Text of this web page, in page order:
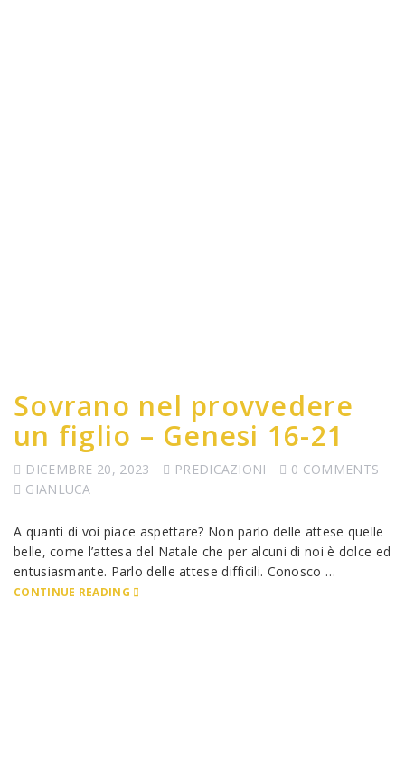
Sovrano nel provvedere
un figlio – Genesi 16-21
DICEMBRE 20, 2023 PREDICAZIONI
0 COMMENTS
GIANLUCA
A quanti di voi piace aspettare? Non parlo delle attese quelle
belle, come l’attesa del Natale che per alcuni di noi è dolce ed
entusiasmante. Parlo delle attese difficili. Conosco …
CONTINUE READING